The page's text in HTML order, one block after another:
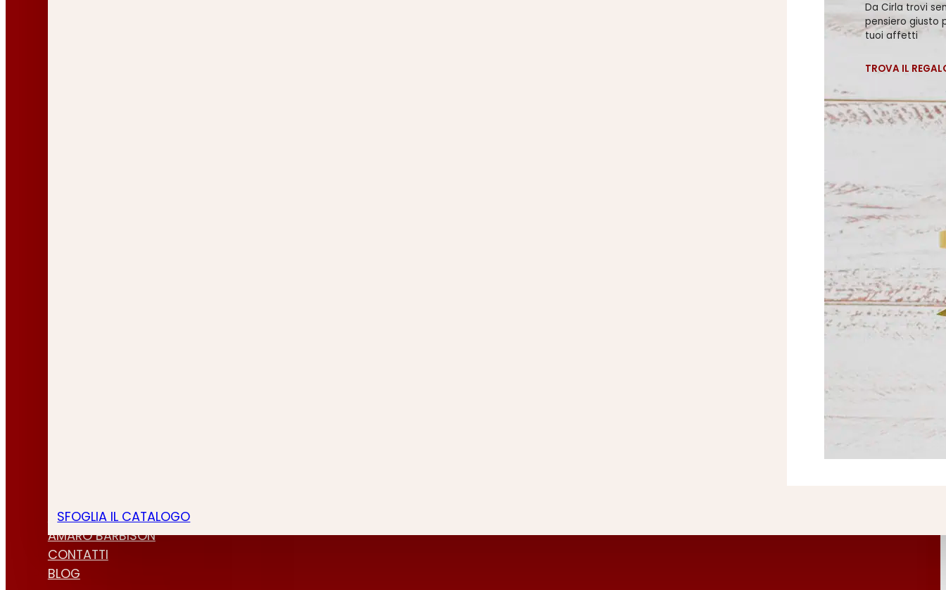
Da Cirla trovi
pensiero giusto
tuoi affetti
TROVA IL
SFOGLIA IL CATALOGO
CHI SIAMO
AMARO BARBISON
CONTATTI
BLOG